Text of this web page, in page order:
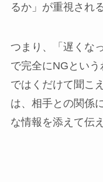
るか」が重視され
つまり、「遅くな
で完全にNGとい
ではくだけて聞こ
は、相手との関係
な情報を添えて伝